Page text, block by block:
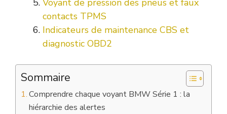
Voyant de pression des pneus et faux
contacts TPMS
Indicateurs de maintenance CBS et
diagnostic OBD2
Sommaire
Comprendre chaque voyant BMW Série 1 : la
hiérarchie des alertes